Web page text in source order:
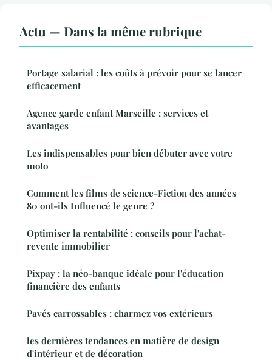
Actu — Dans la même rubrique
Portage salarial : les coûts à prévoir pour se lancer
efficacement
Agence garde enfant Marseille : services et
avantages
Les indispensables pour bien débuter avec votre
moto
Comment les films de science-Fiction des années
80 ont-ils Influencé le genre ?
Optimiser la rentabilité : conseils pour l'achat-
revente immobilier
Pixpay : la néo-banque idéale pour l'éducation
financière des enfants
Pavés carrossables : charmez vos extérieurs
les dernières tendances en matière de design
d'intérieur et de décoration